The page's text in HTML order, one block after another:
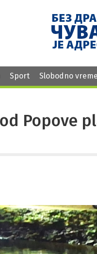
Sport Slobodno vreme
Popove